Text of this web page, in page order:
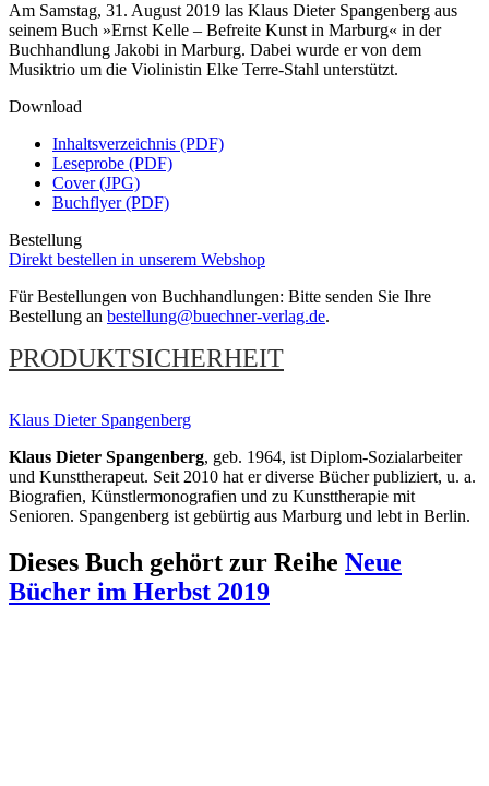
Am Samstag, 31. August 2019 las Klaus Dieter Spangenberg aus
seinem Buch »Ernst Kelle – Befreite Kunst in Marburg« in der
Buchhandlung Jakobi in Marburg. Dabei wurde er von dem
Musiktrio um die Violinistin Elke Terre-Stahl unterstützt.
Download
Inhaltsverzeichnis (PDF)
Leseprobe (PDF)
Cover (JPG)
Buchflyer (PDF)
Bestellung
Direkt bestellen in unserem Webshop
Für Bestellungen von Buchhandlungen: Bitte senden Sie Ihre
Bestellung an bestellung@buechner-verlag.de.
PRODUKTSICHERHEIT
Klaus Dieter Spangenberg
Klaus Dieter Spangenberg, geb. 1964, ist Diplom-Sozialarbeiter
und Kunsttherapeut. Seit 2010 hat er diverse Bücher publiziert, u. a.
Biografien, Künstlermonografien und zu Kunsttherapie mit
Senioren. Spangenberg ist gebürtig aus Marburg und lebt in Berlin.
Dieses Buch gehört zur Reihe Neue
Bücher im Herbst 2019